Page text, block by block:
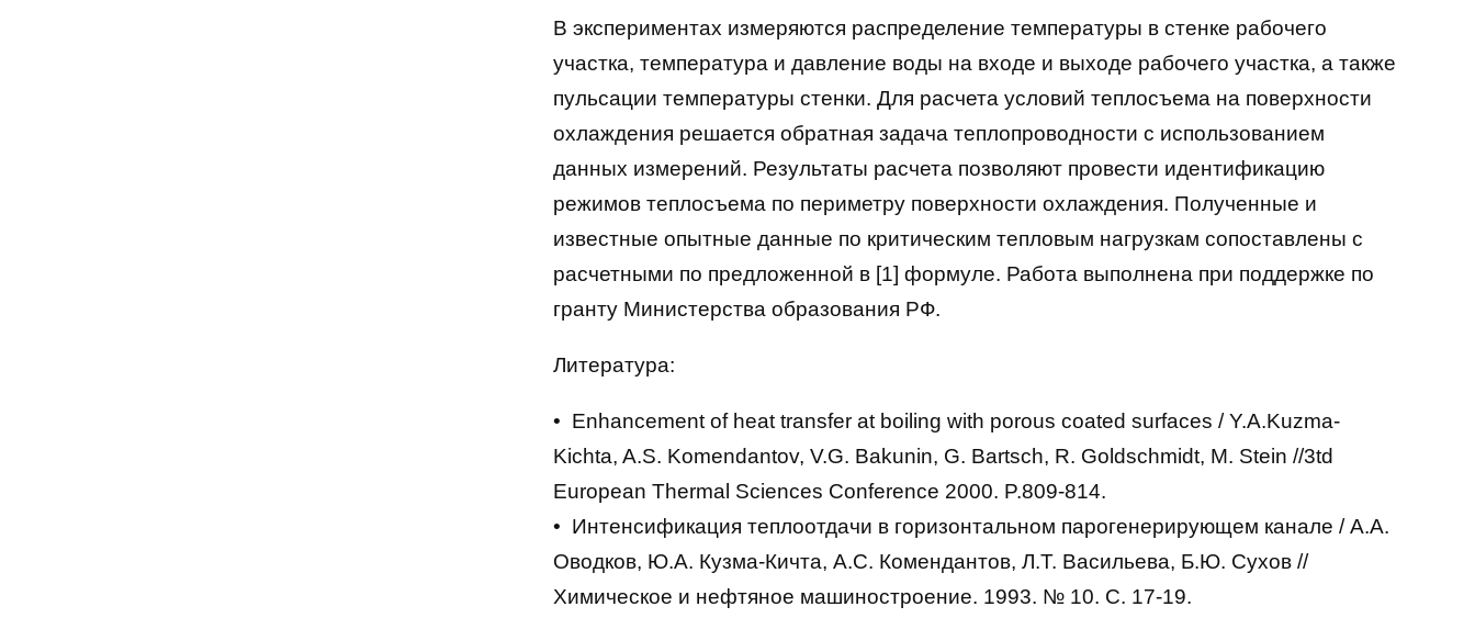
В экспериментах измеряются распределение температуры в стенке рабочего
участка, температура и давление воды на входе и выходе рабочего участка, а также
пульсации температуры стенки. Для расчета условий теплосъема на поверхности
охлаждения решается обратная задача теплопроводности с использованием
данных измерений. Результаты расчета позволяют провести идентификацию
режимов теплосъема по периметру поверхности охлаждения. Полученные и
известные опытные данные по критическим тепловым нагрузкам сопоставлены с
расчетными по предложенной в [1] формуле. Работа выполнена при поддержке по
гранту Министерства образования РФ.
Литература:
• Enhancement of heat transfer at boiling with porous coated surfaces / Y.A.Kuzma-
Kichta, A.S. Komendantov, V.G. Bakunin, G. Bartsch, R. Goldschmidt, M. Stein //3td
European Thermal Sciences Conference 2000. P.809-814.
• Интенсификация теплоотдачи в горизонтальном парогенерирующем канале / А.А.
Оводков, Ю.А. Кузма-Кичта, А.С. Комендантов, Л.Т. Васильева, Б.Ю. Сухов //
Химическое и нефтяное машиностроение. 1993. № 10. С. 17-19.